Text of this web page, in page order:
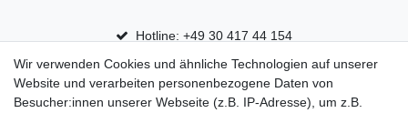
Hotline: +49 30 417 44 154
30 Tage Rückgaberecht
Versandfrei ab 75 € in Deutschland
Wir verwenden Cookies und ähnliche Technologien auf unserer
Website und verarbeiten personenbezogene Daten von
Besucher:innen unserer Webseite (z.B. IP-Adresse), um z.B.